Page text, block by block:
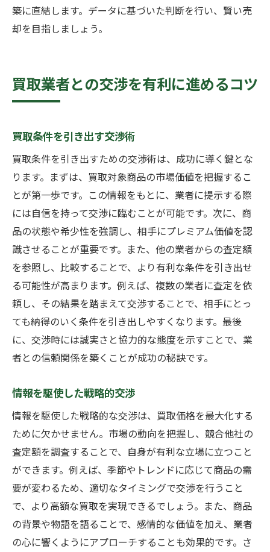
築に直結します。データに基づいた判断を行い、賢い売
却を目指しましょう。
買取業者との交渉を有利に進めるコツ
買取条件を引き出す交渉術
買取条件を引き出すための交渉術は、成功に導く鍵とな
ります。まずは、買取対象商品の市場価値を把握するこ
とが第一歩です。この情報をもとに、業者に提示する際
には自信を持って交渉に臨むことが可能です。次に、商
品の状態や希少性を強調し、相手にプレミアム価値を認
識させることが重要です。また、他の業者からの査定額
を参照し、比較することで、より有利な条件を引き出せ
る可能性が高まります。例えば、複数の業者に査定を依
頼し、その結果を踏まえて交渉することで、相手にとっ
ても納得のいく条件を引き出しやすくなります。最後
に、交渉時には誠実さと協力的な態度を示すことで、業
者との信頼関係を築くことが成功の秘訣です。
情報を駆使した戦略的交渉
情報を駆使した戦略的な交渉は、買取価格を最大化する
ために欠かせません。市場の動向を把握し、競合他社の
査定額を調査することで、自身が有利な立場に立つこと
ができます。例えば、季節やトレンドに応じて商品の需
要が変わるため、適切なタイミングで交渉を行うこと
で、より高額な買取を実現できるでしょう。また、商品
の背景や物語を語ることで、感情的な価値を加え、業者
の心に響くようにアプローチすることも効果的です。さ